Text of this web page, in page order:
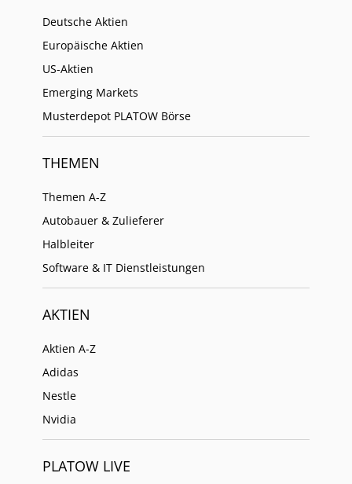
Deutsche Aktien
Europäische Aktien
US-Aktien
Emerging Markets
Musterdepot PLATOW Börse
THEMEN
Themen A-Z
Autobauer & Zulieferer
Halbleiter
Software & IT Dienstleistungen
AKTIEN
Aktien A-Z
Adidas
Nestle
Nvidia
PLATOW LIVE